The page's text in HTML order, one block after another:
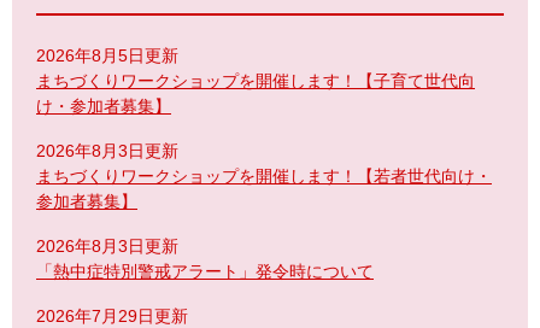
2026年8月5日更新
まちづくりワークショップを開催します！【子育て世代向
け・参加者募集】
2026年8月3日更新
まちづくりワークショップを開催します！【若者世代向け・
参加者募集】
2026年8月3日更新
「熱中症特別警戒アラート」発令時について
2026年7月29日更新